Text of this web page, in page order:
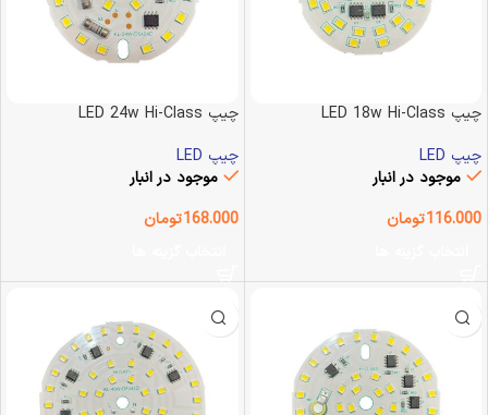
چیپ LED 18w Hi-Class
چیپ LED
موجود در انبار
116.000تومان
چیپ LED 24w Hi-Class
چیپ LED
موجود در انبار
168.000تومان